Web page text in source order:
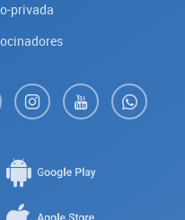
privada